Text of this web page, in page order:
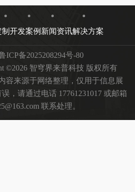
制开发案例 新闻资讯解决方案
ICP备2025208294号-80
©2026 智穹界来普科技 版权所有
容来源于网络整理，仅用于信息展
，请通过电话 17761231017 或邮箱
联系处理。